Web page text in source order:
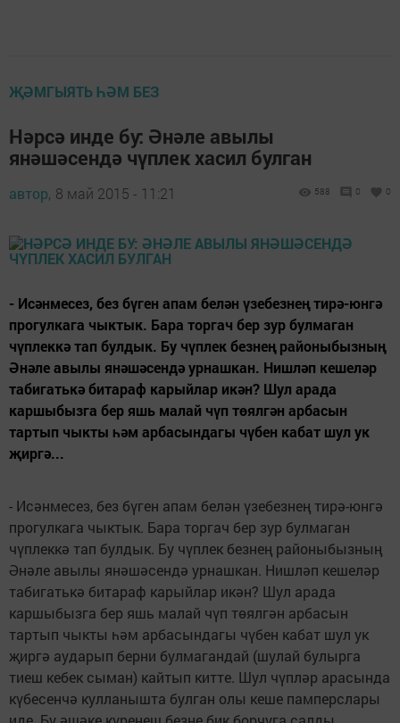
ҖӘМГЫЯТЬ ҺӘМ БЕЗ
Нәрсә инде бу: Әнәле авылы
янәшәсендә чүплек хасил булган
автор, 8 май 2015 - 11:21 588 0 0
- Исәнмесез, без бүген апам белән үзебезнең тирә-юнгә
прогулкага чыктык. Бара торгач бер зур булмаган
чүплеккә тап булдык. Бу чүплек безнең районыбызның
Әнәле авылы янәшәсендә урнашкан. Нишләп кешеләр
табигатькә битараф карыйлар икән? Шул арада
каршыбызга бер яшь малай чүп төялгән арбасын
тартып чыкты һәм арбасындагы чүбен кабат шул ук
җиргә...
- Исәнмесез, без бүген апам белән үзебезнең тирә-юнгә
прогулкага чыктык. Бара торгач бер зур булмаган
чүплеккә тап булдык. Бу чүплек безнең районыбызның
Әнәле авылы янәшәсендә урнашкан. Нишләп кешеләр
табигатькә битараф карыйлар икән? Шул арада
каршыбызга бер яшь малай чүп төялгән арбасын
тартып чыкты һәм арбасындагы чүбен кабат шул ук
җиргә аударып берни булмагандай (шулай булырга
тиеш кебек сыман) кайтып китте. Шул чүпләр арасында
күбесенчә кулланышта булган олы кеше памперслары